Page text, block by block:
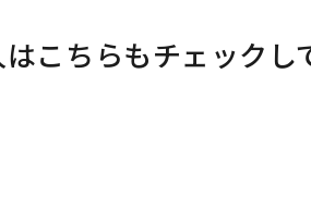
こちらもチェックし